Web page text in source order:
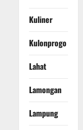
Kuliner
Kulonprogo
Lahat
Lamongan
Lampung